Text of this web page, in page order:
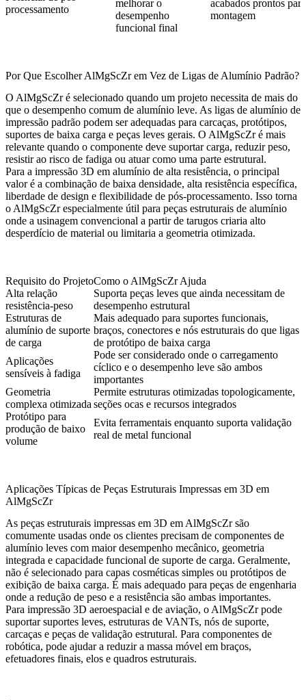
processamento
melhorar o
desempenho
funcional final
acabados prontos para
montagem
Por Que Escolher AlMgScZr em Vez de Ligas de Alumínio Padrão?
O AlMgScZr é selecionado quando um projeto necessita de mais do
que o desempenho comum de alumínio leve. As ligas de alumínio de
impressão padrão podem ser adequadas para carcaças, protótipos,
suportes de baixa carga e peças leves gerais. O AlMgScZr é mais
relevante quando o componente deve suportar carga, reduzir peso,
resistir ao risco de fadiga ou atuar como uma parte estrutural.
Para a impressão 3D em alumínio de alta resistência, o principal
valor é a combinação de baixa densidade, alta resistência específica,
liberdade de design e flexibilidade de pós-processamento. Isso torna
o AlMgScZr especialmente útil para peças estruturais de alumínio
onde a usinagem convencional a partir de tarugos criaria alto
desperdício de material ou limitaria a geometria otimizada.
Requisito do ProjetoComo o AlMgScZr Ajuda
Alta relação
resistência-peso
Suporta peças leves que ainda necessitam de
desempenho estrutural
Estruturas de
alumínio de suporte
de carga
Mais adequado para suportes funcionais,
braços, conectores e nós estruturais do que ligas
de protótipo de baixa carga
Aplicações
sensíveis à fadiga
Pode ser considerado onde o carregamento
cíclico e o desempenho leve são ambos
importantes
Geometria
complexa otimizada
Permite estruturas otimizadas topologicamente,
seções ocas e recursos integrados
Protótipo para
produção de baixo
volume
Evita ferramentais enquanto suporta validação
real de metal funcional
Aplicações Típicas de Peças Estruturais Impressas em 3D em
AlMgScZr
As peças estruturais impressas em 3D em AlMgScZr são
comumente usadas onde os clientes precisam de componentes de
alumínio leves com maior desempenho mecânico, geometria
integrada e capacidade funcional de suporte de carga. Geralmente,
não é selecionado para capas cosméticas simples ou protótipos de
exibição de baixa carga. É mais adequado para peças de engenharia
onde a redução de peso e a resistência são ambas importantes.
Para impressão 3D aeroespacial e de aviação, o AlMgScZr pode
suportar suportes leves, estruturas de VANTs, nós de suporte,
carcaças e peças de validação estrutural. Para componentes de
robótica, pode ajudar a reduzir a massa móvel em braços,
efetuadores finais, elos e quadros estruturais.